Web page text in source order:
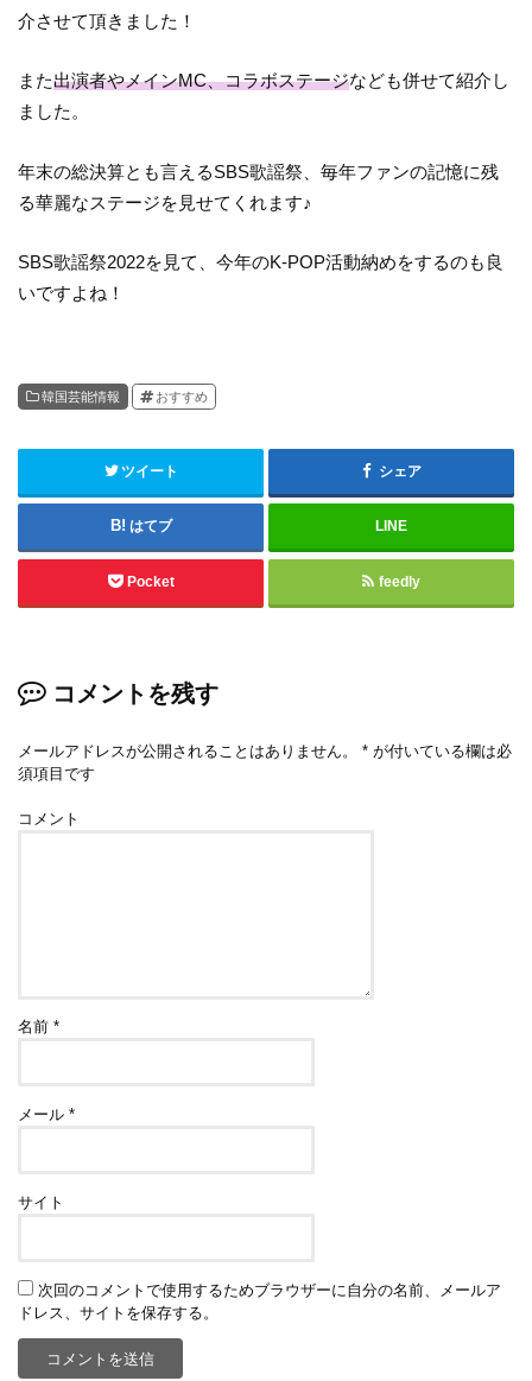
介させて頂きました！
また出演者やメインMC、コラボステージなども併せて紹介し
ました。
年末の総決算とも言えるSBS歌謡祭、毎年ファンの記憶に残
る華麗なステージを見せてくれます♪
SBS歌謡祭2022を見て、今年のK-POP活動納めをするのも良
いですよね！
韓国芸能情報 おすすめ
ツイート シェア
はてブ LINE
Pocket feedly
コメントを残す
メールアドレスが公開されることはありません。 * が付いている欄は必
須項目です
コメント
名前*
メール*
サイト
次回のコメントで使用するためブラウザーに自分の名前、メールア
ドレス、サイトを保存する。